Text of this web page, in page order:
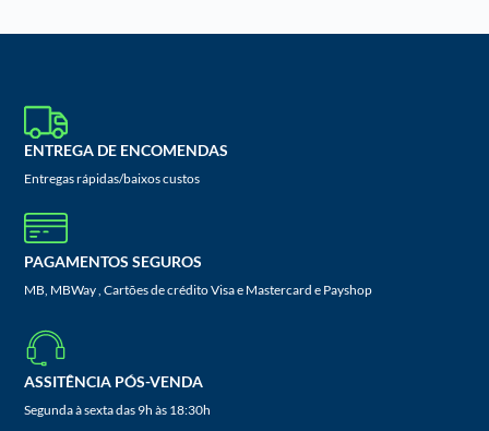
ENTREGA DE ENCOMENDAS
Entregas rápidas/baixos custos
PAGAMENTOS SEGUROS
MB, MBWay , Cartões de crédito Visa e Mastercard e Payshop
ASSITÊNCIA PÓS-VENDA
Segunda à sexta das 9h às 18:30h